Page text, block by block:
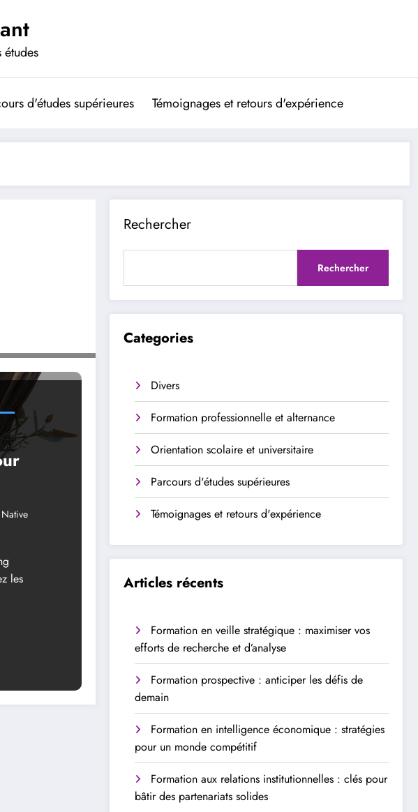
d'études supérieures Témoignages et retours d'expérience
Native
les
Rechercher
Rechercher
Categories
Divers
Formation professionnelle et alternance
Orientation scolaire et universitaire
Parcours d'études supérieures
Témoignages et retours d'expérience
Articles récents
Formation en veille stratégique : maximiser vos
efforts de recherche et d’analyse
Formation prospective : anticiper les défis de
demain
Formation en intelligence économique : stratégies
pour un monde compétitif
Formation aux relations institutionnelles : clés pour
bâtir des partenariats solides